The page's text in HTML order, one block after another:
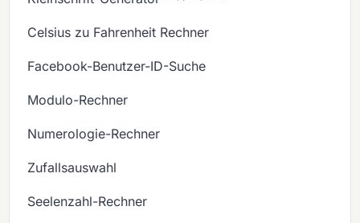
Celsius zu Fahrenheit Rechner
Facebook-Benutzer-ID-Suche
Modulo-Rechner
Numerologie-Rechner
Zufallsauswahl
Seelenzahl-Rechner